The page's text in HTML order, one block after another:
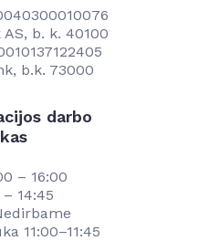
b. k. 40100
b.k. 73000
darbo
– 16:00
14:45
11:00–11:45